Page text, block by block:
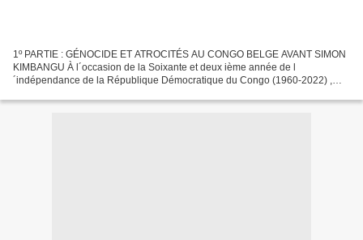
1º PARTIE : GÉNOCIDE ET ATROCITÉS AU CONGO BELGE AVANT SIMON
KIMBANGU À l´occasion de la Soixante et deux ième année de l
´indépendance de la République Démocratique du Congo (1960-2022) ,